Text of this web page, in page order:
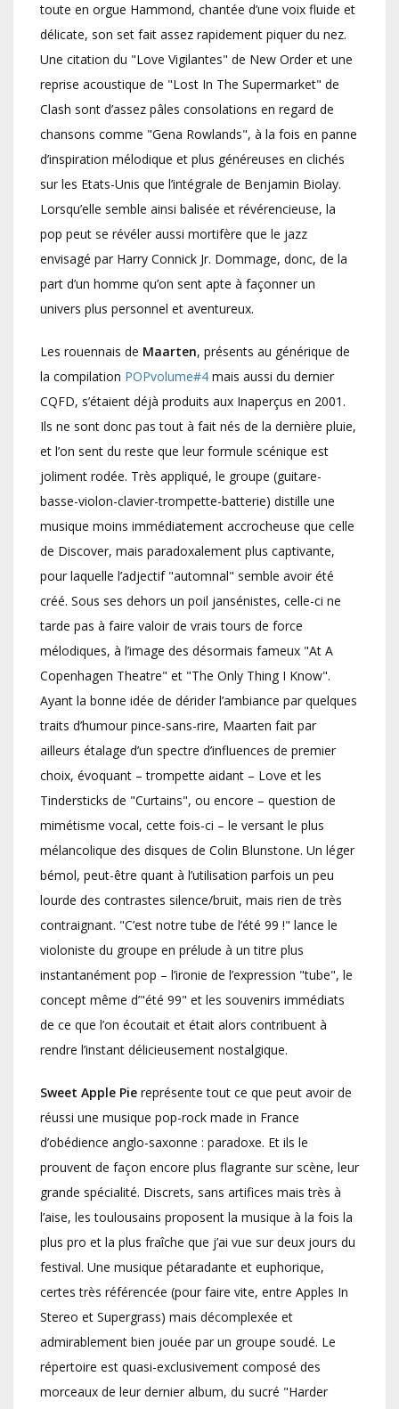
toute en orgue Hammond, chantée d’une voix fluide et
délicate, son set fait assez rapidement piquer du nez.
Une citation du "Love Vigilantes" de New Order et une
reprise acoustique de "Lost In The Supermarket" de
Clash sont d’assez pâles consolations en regard de
chansons comme "Gena Rowlands", à la fois en panne
d’inspiration mélodique et plus généreuses en clichés
sur les Etats-Unis que l’intégrale de Benjamin Biolay.
Lorsqu’elle semble ainsi balisée et révérencieuse, la
pop peut se révéler aussi mortifère que le jazz
envisagé par Harry Connick Jr. Dommage, donc, de la
part d’un homme qu’on sent apte à façonner un
univers plus personnel et aventureux.
Les rouennais de Maarten, présents au générique de
la compilation POPvolume#4 mais aussi du dernier
CQFD, s’étaient déjà produits aux Inaperçus en 2001.
Ils ne sont donc pas tout à fait nés de la dernière pluie,
et l’on sent du reste que leur formule scénique est
joliment rodée. Très appliqué, le groupe (guitare-
basse-violon-clavier-trompette-batterie) distille une
musique moins immédiatement accrocheuse que celle
de Discover, mais paradoxalement plus captivante,
pour laquelle l’adjectif "automnal" semble avoir été
créé. Sous ses dehors un poil jansénistes, celle-ci ne
tarde pas à faire valoir de vrais tours de force
mélodiques, à l’image des désormais fameux "At A
Copenhagen Theatre" et "The Only Thing I Know".
Ayant la bonne idée de dérider l’ambiance par quelques
traits d’humour pince-sans-rire, Maarten fait par
ailleurs étalage d’un spectre d’influences de premier
choix, évoquant – trompette aidant – Love et les
Tindersticks de "Curtains", ou encore – question de
mimétisme vocal, cette fois-ci – le versant le plus
mélancolique des disques de Colin Blunstone. Un léger
bémol, peut-être quant à l’utilisation parfois un peu
lourde des contrastes silence/bruit, mais rien de très
contraignant. "C’est notre tube de l’été 99 !" lance le
violoniste du groupe en prélude à un titre plus
instantanément pop – l’ironie de l’expression "tube", le
concept même d’"été 99" et les souvenirs immédiats
de ce que l’on écoutait et était alors contribuent à
rendre l’instant délicieusement nostalgique.
Sweet Apple Pie représente tout ce que peut avoir de
réussi une musique pop-rock made in France
d’obédience anglo-saxonne : paradoxe. Et ils le
prouvent de façon encore plus flagrante sur scène, leur
grande spécialité. Discrets, sans artifices mais très à
l’aise, les toulousains proposent la musique à la fois la
plus pro et la plus fraîche que j’ai vue sur deux jours du
festival. Une musique pétaradante et euphorique,
certes très référencée (pour faire vite, entre Apples In
Stereo et Supergrass) mais décomplexée et
admirablement bien jouée par un groupe soudé. Le
répertoire est quasi-exclusivement composé des
morceaux de leur dernier album, du sucré "Harder